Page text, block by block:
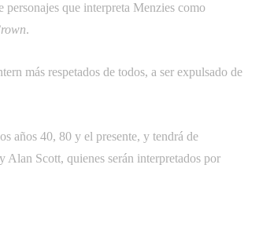
que interpreta Menzies como
.
más respetados de todos, a ser expulsado de
años 40, 80 y el presente, y tendrá de
Scott, quienes serán interpretados por